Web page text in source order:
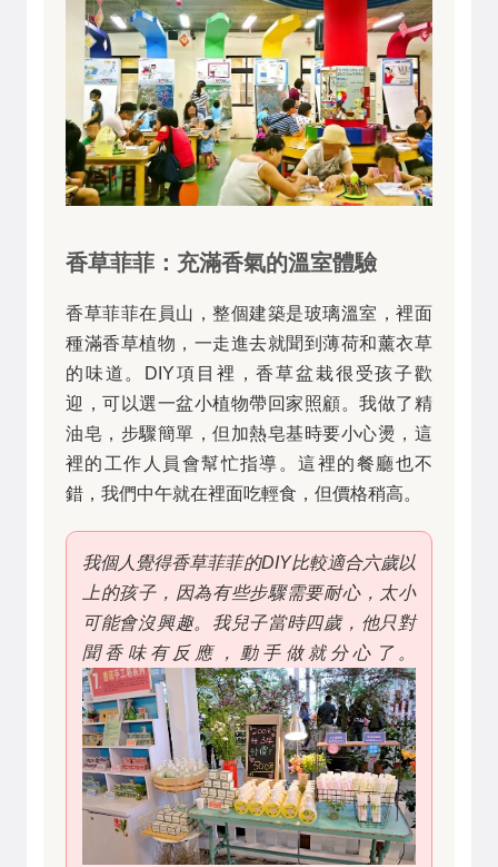
香草菲菲：充滿香氣的溫室體驗
香草菲菲在員山，整個建築是玻璃溫室，裡面
種滿香草植物，一走進去就聞到薄荷和薰衣草
的味道。DIY項目裡，香草盆栽很受孩子歡
迎，可以選一盆小植物帶回家照顧。我做了精
油皂，步驟簡單，但加熱皂基時要小心燙，這
裡的工作人員會幫忙指導。這裡的餐廳也不
錯，我們中午就在裡面吃輕食，但價格稍高。
我個人覺得香草菲菲的DIY比較適合六歲以
上的孩子，因為有些步驟需要耐心，太小
可能會沒興趣。我兒子當時四歲，他只對
聞香味有反應，動手做就分心了。